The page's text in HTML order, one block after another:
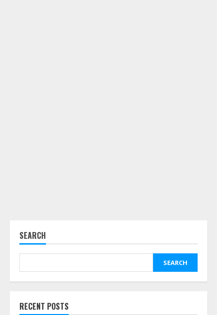
SEARCH
SEARCH
RECENT POSTS